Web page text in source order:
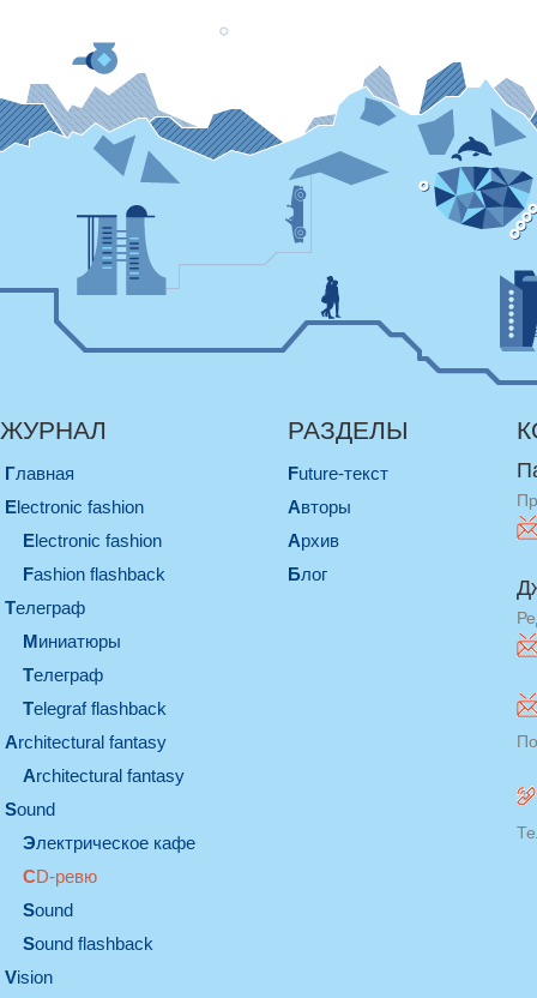
ЖУРНАЛ
Главная
electronic fashion
electronic fashion
Fashion flashback
телеграф
миниатюры
телеграф
Telegraf flashback
architectural fantasy
architectural fantasy
sound
электрическое кафе
CD-ревю
sound
Sound flashback
vision
РАЗДЕЛЫ
Future-текст
Авторы
Архив
Блог